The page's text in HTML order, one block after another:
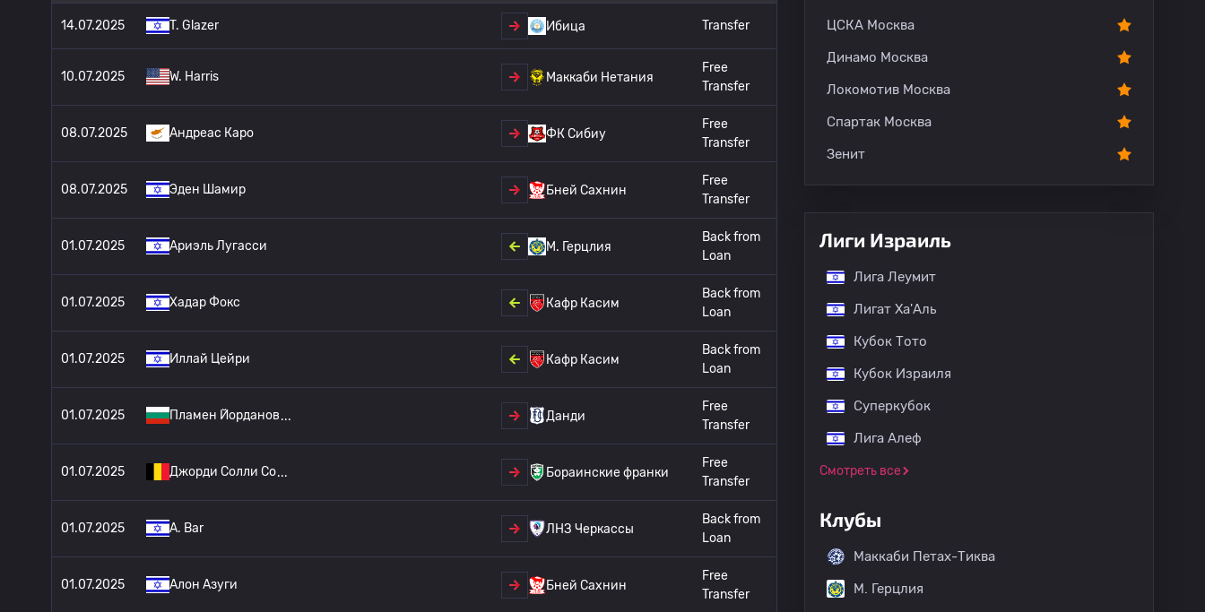
14.07.2025 T. Glazer Ибица Transfer
10.07.2025 W. Harris Маккаби Нетания
Free
Transfer
08.07.2025 Андреас Каро ФК Сибиу
Free
Transfer
08.07.2025 Эден Шамир Бней Сахнин
Free
Transfer
01.07.2025 Ариэль Лугасси M. Герцлия
Back from
Loan
01.07.2025 Хадар Фокс Кафр Касим
Back from
Loan
01.07.2025 Иллай Цейри Кафр Касим
Back from
Loan
01.07.2025 Пламен Йорданов Данди
Free
Transfer
01.07.2025 Джорди Солли Со Бораинские франки
Free
Transfer
01.07.2025 A. Bar ЛНЗ Черкассы
Back from
Loan
01.07.2025 Алон Азуги Бней Сахнин
Free
Transfer
ЦСКА Москва
Динамо Москва
Локомотив Москва
Спартак Москва
Зенит
Лиги Израиль
Лига Леумит
Лигат Ха'Аль
Кубок Тото
Кубок Израиля
Суперкубок
Лига Алеф
Смотреть все
Клубы
Маккаби Петах-Тиква
M. Герцлия